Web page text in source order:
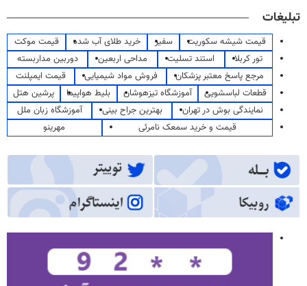
تبلیغات
قیمت شیشه سکوریت سفیر خرید طلای آب شده
قیمت موکت
تور کربلا
استند تسلیت مداحی اربعین
دوربین مداربسته
مرجع پاسخ معتبر پزشکان
فروش مواد شیمیایی
قیمت ایمپلنت
قطعات لباسشویی
آموزشگاه تیزهوشان بلیط هواپیما
پرشین هتل
نمایندگی بوش در تهران
بهترین جراح بینی
آموزشگاه زبان ملل
قیمت و خرید سمعک نامرئی
مهرینو